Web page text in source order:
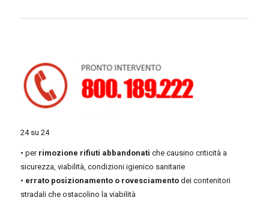
24 su 24
• per rimozione rifiuti abbandonati che causino criticità a
sicurezza, viabilità, condizioni igienico sanitarie
• errato posizionamento o rovesciamentodei contenitori
stradali che ostacolino la viabilità